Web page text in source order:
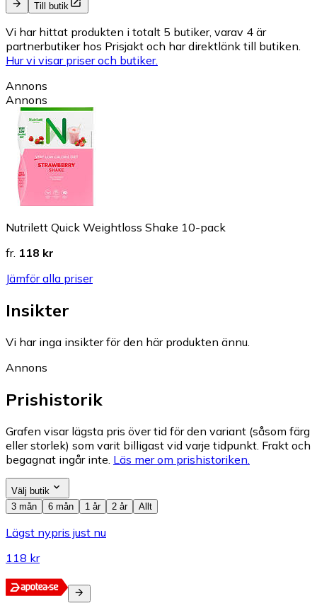
Till butik
Vi har hittat produkten i totalt 5 butiker, varav 4 är
partnerbutiker hos Prisjakt och har direktlänk till butiken.
Hur vi visar priser och butiker.
Annons
Annons
Nutrilett Quick Weightloss Shake 10-pack
fr. 118 kr
Jämför alla priser
Insikter
Vi har inga insikter för den här produkten ännu.
Annons
Prishistorik
Grafen visar lägsta pris över tid för den variant (såsom färg
eller storlek) som varit billigast vid varje tidpunkt. Frakt och
begagnat ingår inte. Läs mer om prishistoriken.
Välj butik
3 mån
6 mån 1 år 2 år Allt
Lägst nypris just nu
118 kr